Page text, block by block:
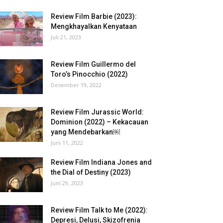
Review Film Barbie (2023):
Mengkhayalkan Kenyataan
Juli 21, 2023
Review Film Guillermo del
Toro’s Pinocchio (2022)
Desember 19, 2022
Review Film Jurassic World:
Dominion (2022) – Kekacauan
yang Mendebarkan￼
Juni 11, 2022
Review Film Indiana Jones and
the Dial of Destiny (2023)
Juni 29, 2023
Review Film Talk to Me (2022):
Depresi, Delusi, Skizofrenia